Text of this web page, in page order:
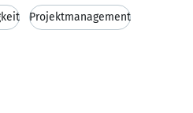
Projektmanagement